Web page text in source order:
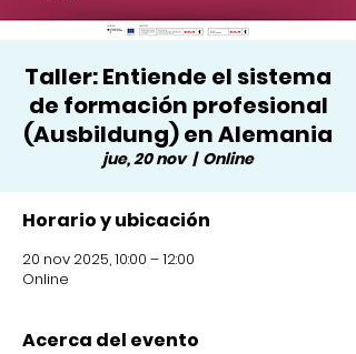
Taller: Entiende el sistema
de formación profesional
(Ausbildung) en Alemania
jue, 20 nov
  |
Online
Horario y ubicación
20 nov 2025, 10:00 – 12:00
Online
Acerca del evento